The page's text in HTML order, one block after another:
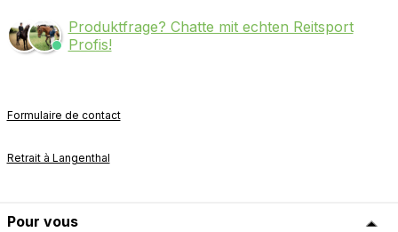
Produktfrage? Chatte mit echten Reitsport
Profis!
Formulaire de contact
Retrait à Langenthal
Pour vous